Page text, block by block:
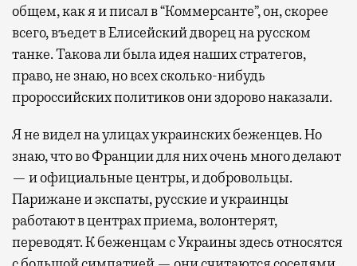
общем, как я и писал в “Коммерсанте”, он, скорее
всего, въедет в Елисейский дворец на русском
танке. Такова ли была идея наших стратегов,
право, не знаю, но всех сколько-нибудь
пророссийских политиков они здорово наказали.
Я не видел на улицах украинских беженцев. Но
знаю, что во Франции для них очень много делают
— и официальные центры, и добровольцы.
Парижане и экспаты, русские и украинцы
работают в центрах приема, волонтерят,
переводят. К беженцам с Украины здесь относятся